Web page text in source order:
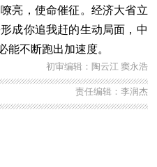
亮，使命催征。经济大省立
成你追我赶的生动局面，中
能不断跑出加速度。
初审编辑：陶云江 窦永浩
责任编辑：李润杰